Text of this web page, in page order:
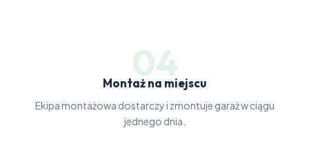
04
Montaż na miejscu
Ekipa montażowa dostarczy i zmontuje garaż w ciągu
jednego dnia.